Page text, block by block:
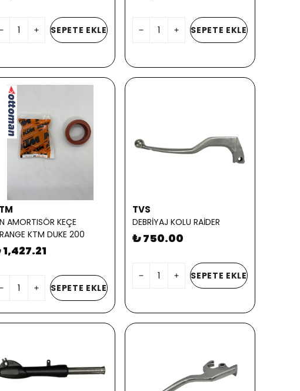
SEPETE EKLE SEPETE EKLE
AMORTISÖR KEÇE
KTM DUKE 200
SEPETE EKLE
TVS
DEBRİYAJ KOLU RAİDER
₺ 750.00
SEPETE EKLE